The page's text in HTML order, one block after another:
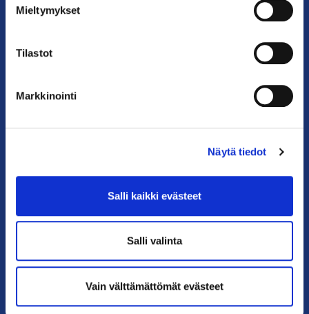
Mieltymykset
Tilastot
Markkinointi
Näytä tiedot
Salli kaikki evästeet
Salli valinta
Vain välttämättömät evästeet
Katso kaikki yhteystiedot >
PIKALINKIT
Yhteystiedot
Neuvonta ja palvelut